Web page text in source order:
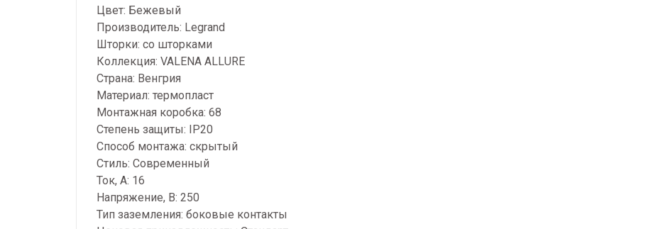
Цвет: Бежевый
Производитель: Legrand
Шторки: со шторками
Коллекция: VALENA ALLURE
Страна: Венгрия
Материал: термопласт
Монтажная коробка: 68
Степень защиты: IP20
Способ монтажа: скрытый
Стиль: Современный
Ток, А: 16
Напряжение, В: 250
Тип заземления: боковые контакты